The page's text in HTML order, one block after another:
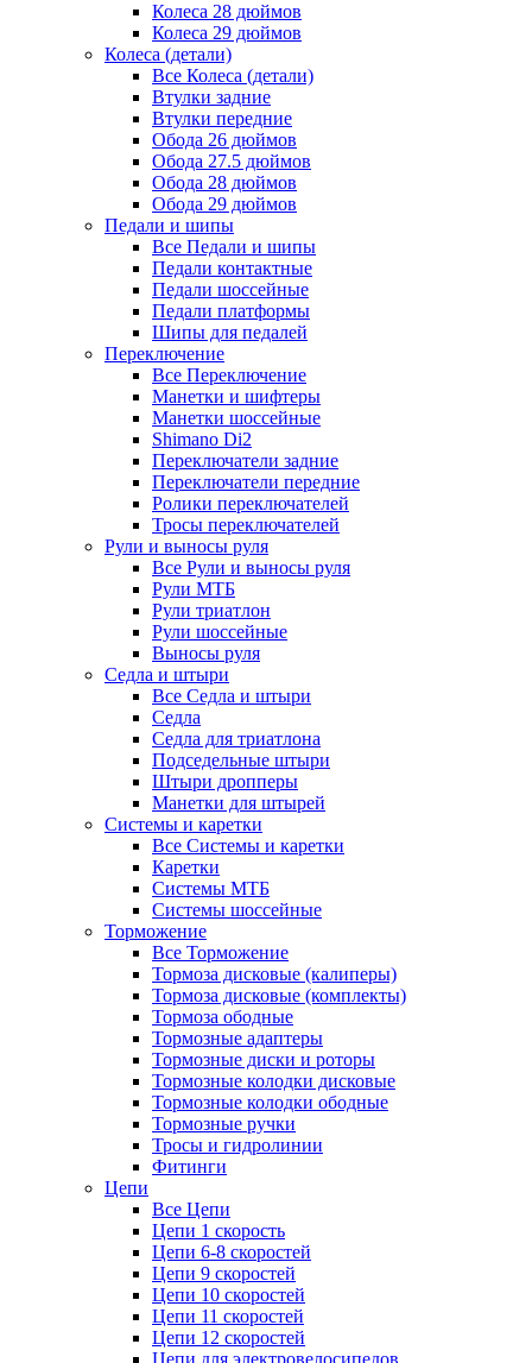
Колеса 28 дюймов
Колеса 29 дюймов
Колеса (детали)
Все Колеса (детали)
Втулки задние
Втулки передние
Обода 26 дюймов
Обода 27.5 дюймов
Обода 28 дюймов
Обода 29 дюймов
Педали и шипы
Все Педали и шипы
Педали контактные
Педали шоссейные
Педали платформы
Шипы для педалей
Переключение
Все Переключение
Манетки и шифтеры
Манетки шоссейные
Shimano Di2
Переключатели задние
Переключатели передние
Ролики переключателей
Тросы переключателей
Рули и выносы руля
Все Рули и выносы руля
Рули МТБ
Рули триатлон
Рули шоссейные
Выносы руля
Седла и штыри
Все Седла и штыри
Седла
Седла для триатлона
Подседельные штыри
Штыри дропперы
Манетки для штырей
Системы и каретки
Все Системы и каретки
Каретки
Системы МТБ
Системы шоссейные
Торможение
Все Торможение
Тормоза дисковые (калиперы)
Тормоза дисковые (комплекты)
Тормоза ободные
Тормозные адаптеры
Тормозные диски и роторы
Тормозные колодки дисковые
Тормозные колодки ободные
Тормозные ручки
Тросы и гидролинии
Фитинги
Цепи
Все Цепи
Цепи 1 скорость
Цепи 6-8 скоростей
Цепи 9 скоростей
Цепи 10 скоростей
Цепи 11 скоростей
Цепи 12 скоростей
Цепи для электровелосипедов